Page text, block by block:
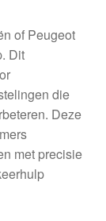
of Peugeot
Dit
die
Deze
met precisie